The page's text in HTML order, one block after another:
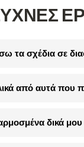
τα σχέδια σε
από αυτά που
δικά μου